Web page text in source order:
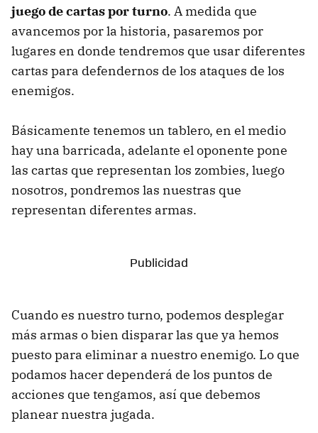
juego de cartas por turno. A medida que
avancemos por la historia, pasaremos por
lugares en donde tendremos que usar diferentes
cartas para defendernos de los ataques de los
enemigos.
Básicamente tenemos un tablero, en el medio
hay una barricada, adelante el oponente pone
las cartas que representan los zombies, luego
nosotros, pondremos las nuestras que
representan diferentes armas.
Cuando es nuestro turno, podemos desplegar
más armas o bien disparar las que ya hemos
puesto para eliminar a nuestro enemigo. Lo que
podamos hacer dependerá de los puntos de
acciones que tengamos, así que debemos
planear nuestra jugada.